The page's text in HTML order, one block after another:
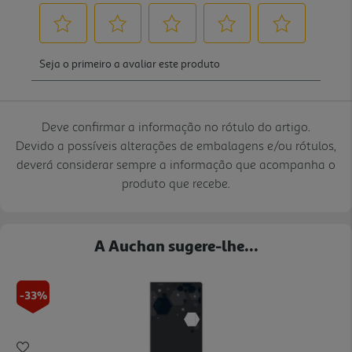
Deve confirmar a informação no rótulo do artigo.
Devido a possíveis alterações de embalagens e/ou rótulos,
deverá considerar sempre a informação que acompanha o
produto que recebe.
A Auchan sugere-lhe...
-33%